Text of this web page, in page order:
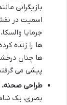
بازیگرانی
اسمیت در
جرمایا
ها را زنده
ها چنان
پیشی می
طراحی
بصری، یک